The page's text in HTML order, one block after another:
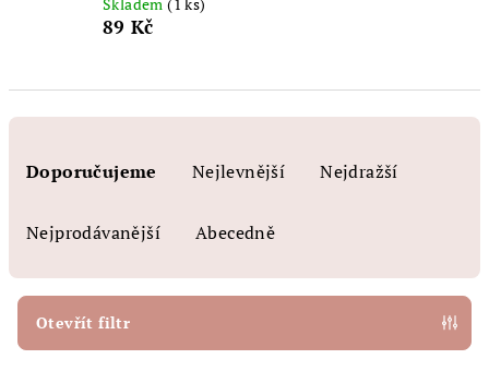
89 Kč
r
Doporučujeme Nejlevnější Nejdražší
Nejprodávanější Abecedně
Otevřít filtr